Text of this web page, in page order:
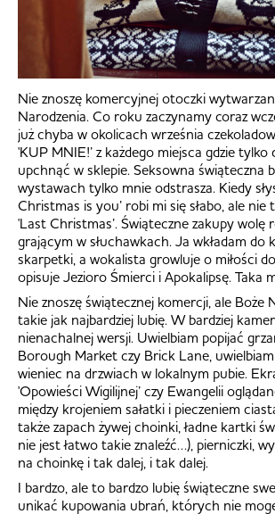
Nie znoszę komercyjnej otoczki
Narodzenia. Co roku zaczynamy coraz
już chyba w okolicach września
'KUP MNIE!’ z każdego miejsca gdzie tylko
upchnąć w sklepie. Seksowna świąteczna
wystawach tylko mnie odstrasza. Kiedy
Christmas is you’ robi mi się słabo, ale nie
'Last Christmas’. Świąteczne zakupy wolę
grającym w słuchawkach. Ja wkładam do
skarpetki, a wokalista growluje o miłości
opisuje Jezioro Śmierci i Apokalipsę. Taka
Nie znoszę świątecznej komercji, ale Boże
takie jak najbardziej lubię. W bardziej
nienachalnej wersji. Uwielbiam popijać
Borough Market czy Brick Lane,
wieniec na drzwiach w lokalnym pubie.
'Opowieści Wigilijnej’ czy Ewangelii
między krojeniem sałatki i pieczeniem
także zapach żywej choinki, ładne kartki
nie jest łatwo takie znaleźć…), pierniczki,
na choinkę i tak dalej, i tak dalej.
I bardzo, ale to bardzo lubię świąteczne
unikać kupowania ubrań, których nie